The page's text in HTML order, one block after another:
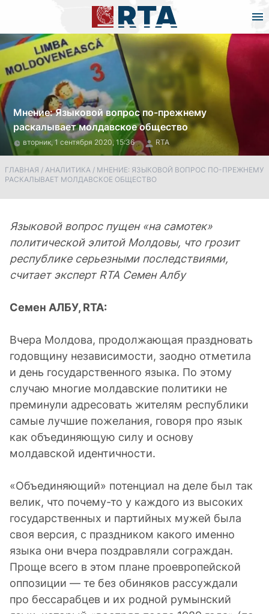
Мнение: Языковой вопрос по-прежнему
раскалывает молдавское общество
вторник, 1 сентября 2020, 15:36 RTA
ГЛАВНАЯ / АНАЛИТИКА / МНЕНИЕ: ЯЗЫКОВОЙ ВОПРОС ПО-ПРЕЖНЕМУ
РАСКАЛЫВАЕТ МОЛДАВСКОЕ ОБЩЕСТВО
Языковой вопрос пущен «на самотек»
политической элитой Молдовы, что грозит
республике серьезными последствиями,
считает эксперт RTA Семен Албу
Семен АЛБУ, RTA:
Вчера Молдова, продолжающая праздновать
годовщину независимости, заодно отметила
и день государственного языка. По этому
случаю многие молдавские политики не
преминули адресовать жителям республики
самые лучшие пожелания, говоря про язык
как объединяющую силу и основу
молдавской идентичности.
«Объединяющий» потенциал на деле был так
велик, что почему-то у каждого из высоких
государственных и партийных мужей была
своя версия, с праздником какого именно
языка они вчера поздравляли сограждан.
Проще всего в этом плане проевропейской
оппозиции — те без обиняков рассуждали
про бессарабцев и их родной румынский